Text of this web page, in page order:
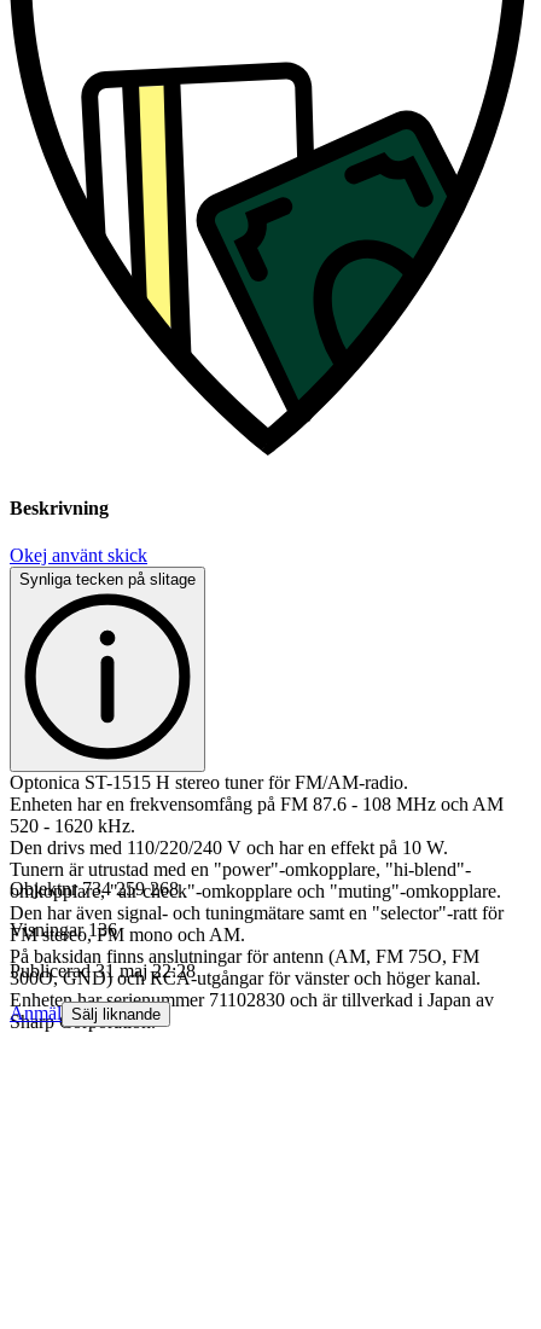
Beskrivning
Okej använt skick
Synliga tecken på slitage
Optonica ST-1515 H stereo tuner för FM/AM-radio.
Enheten har en frekvensomfång på FM 87.6 - 108 MHz och AM
520 - 1620 kHz.
Den drivs med 110/220/240 V och har en effekt på 10 W.
Tunern är utrustad med en "power"-omkopplare, "hi-blend"-
omkopplare, "air check"-omkopplare och "muting"-omkopplare.
Den har även signal- och tuningmätare samt en "selector"-ratt för
FM stereo, FM mono och AM.
På baksidan finns anslutningar för antenn (AM, FM 75O, FM
300O, GND) och RCA-utgångar för vänster och höger kanal.
Enheten har serienummer 71102830 och är tillverkad i Japan av
Sharp Corporation.
Objektnr 734 259 268
Visningar 136
Publicerad 31 maj 22:28
Anmäl Sälj liknande